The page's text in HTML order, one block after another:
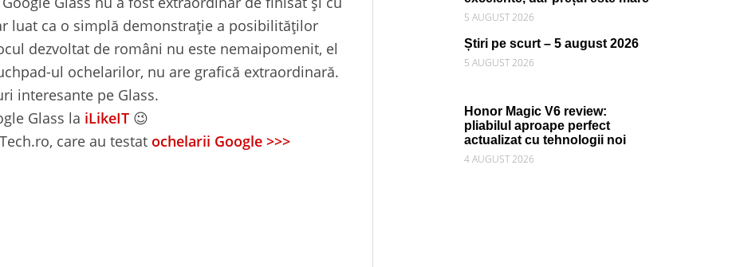
luat ca o simplă demonstrație a posibilităților
dezvoltat de români nu este nemaipomenit, el
ul ochelarilor, nu are grafică extraordinară.
interesante pe Glass.
Glass la iLikeIT 😉
care au testat ochelarii Google >>>
5 AUGUST 2026
Știri pe scurt – 5 august 2026
5 AUGUST 2026
Honor Magic V6 review:
pliabilul aproape perfect
actualizat cu tehnologii noi
4 AUGUST 2026